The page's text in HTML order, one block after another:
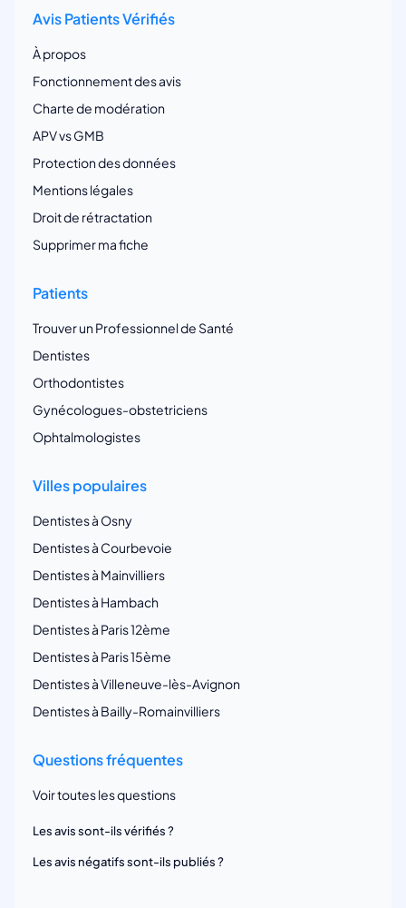
Avis Patients Vérifiés
À propos
Fonctionnement des avis
Charte de modération
APV vs GMB
Protection des données
Mentions légales
Droit de rétractation
Supprimer ma fiche
Patients
Trouver un Professionnel de Santé
Dentistes
Orthodontistes
Gynécologues-obstetriciens
Ophtalmologistes
Villes populaires
Dentistes à Osny
Dentistes à Courbevoie
Dentistes à Mainvilliers
Dentistes à Hambach
Dentistes à Paris 12ème
Dentistes à Paris 15ème
Dentistes à Villeneuve-lès-Avignon
Dentistes à Bailly-Romainvilliers
Questions fréquentes
Voir toutes les questions
Les avis sont-ils vérifiés ?
Les avis négatifs sont-ils publiés ?